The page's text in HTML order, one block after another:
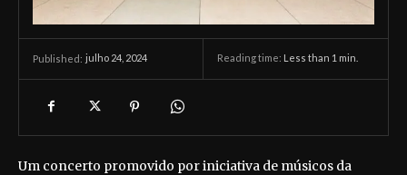
Published: julho 24, 2024 Reading time: Less than 1 min.
Um concerto promovido por iniciativa de músicos da